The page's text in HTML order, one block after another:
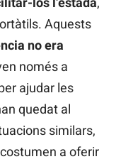
Aquests
no era
només a
ajudar les
quedat al
similars,
a oferir